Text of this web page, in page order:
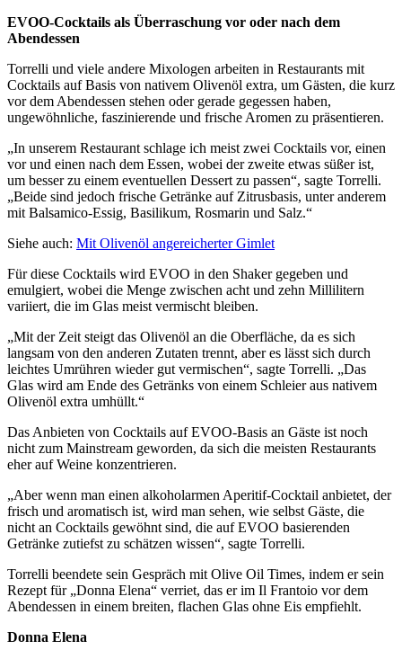
EVOO-Cocktails als Überraschung vor oder nach dem
Abendessen
Torrelli und viele andere Mixologen arbeiten in Restaurants mit
Cocktails auf Basis von nativem Olivenöl extra, um Gästen, die kurz
vor dem Abendessen stehen oder gerade gegessen haben,
ungewöhnliche, faszinierende und frische Aromen zu präsentieren.
„In unserem Restaurant schlage ich meist zwei Cocktails vor, einen
vor und einen nach dem Essen, wobei der zweite etwas süßer ist,
um besser zu einem eventuellen Dessert zu passen“, sagte Torrelli.
„Beide sind jedoch frische Getränke auf Zitrusbasis, unter anderem
mit Balsamico-Essig, Basilikum, Rosmarin und Salz.“
Siehe auch: Mit Olivenöl angereicherter Gimlet
Für diese Cocktails wird EVOO in den Shaker gegeben und
emulgiert, wobei die Menge zwischen acht und zehn Millilitern
variiert, die im Glas meist vermischt bleiben.
„Mit der Zeit steigt das Olivenöl an die Oberfläche, da es sich
langsam von den anderen Zutaten trennt, aber es lässt sich durch
leichtes Umrühren wieder gut vermischen“, sagte Torrelli. „Das
Glas wird am Ende des Getränks von einem Schleier aus nativem
Olivenöl extra umhüllt.“
Das Anbieten von Cocktails auf EVOO-Basis an Gäste ist noch
nicht zum Mainstream geworden, da sich die meisten Restaurants
eher auf Weine konzentrieren.
„Aber wenn man einen alkoholarmen Aperitif-Cocktail anbietet, der
frisch und aromatisch ist, wird man sehen, wie selbst Gäste, die
nicht an Cocktails gewöhnt sind, die auf EVOO basierenden
Getränke zutiefst zu schätzen wissen“, sagte Torrelli.
Torrelli beendete sein Gespräch mit Olive Oil Times, indem er sein
Rezept für „Donna Elena“ verriet, das er im Il Frantoio vor dem
Abendessen in einem breiten, flachen Glas ohne Eis empfiehlt.
Donna Elena